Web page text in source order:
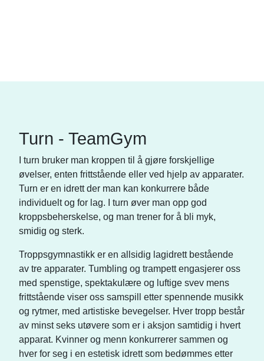
Turn - TeamGym
I turn bruker man kroppen til å gjøre forskjellige
øvelser, enten frittstående eller ved hjelp av apparater.
Turn er en idrett der man kan konkurrere både
individuelt og for lag. I turn øver man opp god
kroppsbeherskelse, og man trener for å bli myk,
smidig og sterk.
Troppsgymnastikk er en allsidig lagidrett bestående
av tre apparater. Tumbling og trampett engasjerer oss
med spenstige, spektakulære og luftige svev mens
frittstående viser oss samspill etter spennende musikk
og rytmer, med artistiske bevegelser. Hver tropp består
av minst seks utøvere som er i aksjon samtidig i hvert
apparat. Kvinner og menn konkurrerer sammen og
hver for seg i en estetisk idrett som bedømmes etter